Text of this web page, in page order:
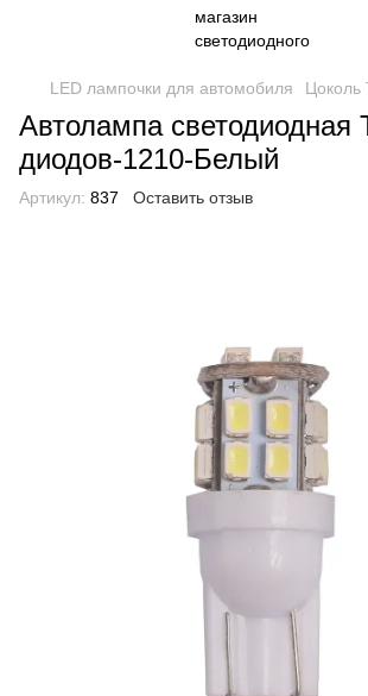
LED лампочки для автомобиля Цоколь
Автолампа светодиодная
диодов-1210-Белый
Артикул: 837 Оставить отзыв